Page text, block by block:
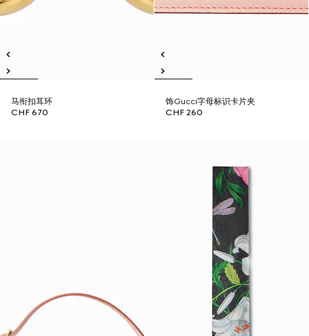
马衔扣耳环
CHF 670
饰Gucci字母标识卡片夹
CHF 260